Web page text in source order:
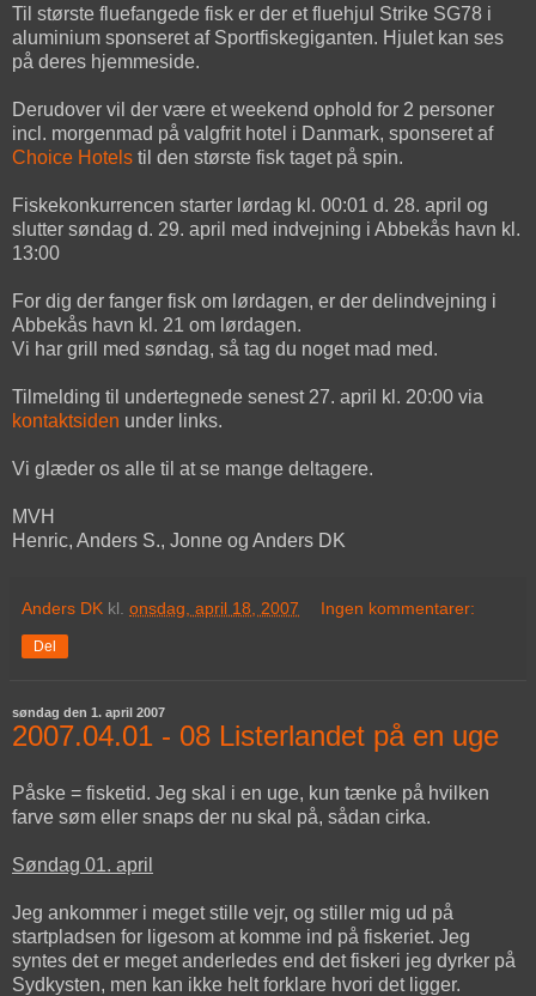
Til største fluefangede fisk er der et fluehjul Strike SG78 i
aluminium sponseret af Sportfiskegiganten. Hjulet kan ses
på deres hjemmeside.
Derudover vil der være et weekend ophold for 2 personer
incl. morgenmad på valgfrit hotel i Danmark, sponseret af
Choice Hotels til den største fisk taget på spin.
Fiskekonkurrencen starter lørdag kl. 00:01 d. 28. april og
slutter søndag d. 29. april med indvejning i Abbekås havn kl.
13:00
For dig der fanger fisk om lørdagen, er der delindvejning i
Abbekås havn kl. 21 om lørdagen.
Vi har grill med søndag, så tag du noget mad med.
Tilmelding til undertegnede senest 27. april kl. 20:00 via
kontaktsiden under links.
Vi glæder os alle til at se mange deltagere.
MVH
Henric, Anders S., Jonne og Anders DK
Anders DK kl. onsdag, april 18, 2007 Ingen kommentarer:
Del
søndag den 1. april 2007
2007.04.01 - 08 Listerlandet på en uge
Påske = fisketid. Jeg skal i en uge, kun tænke på hvilken
farve søm eller snaps der nu skal på, sådan cirka.
Søndag 01. april
Jeg ankommer i meget stille vejr, og stiller mig ud på
startpladsen for ligesom at komme ind på fiskeriet. Jeg
syntes det er meget anderledes end det fiskeri jeg dyrker på
Sydkysten, men kan ikke helt forklare hvori det ligger.